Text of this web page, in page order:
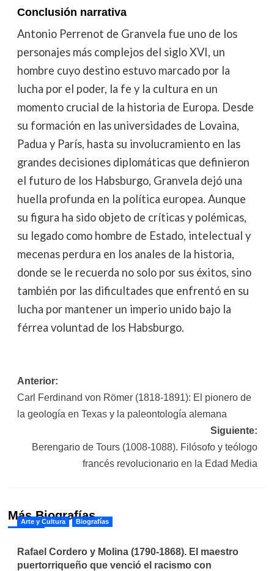
Conclusión narrativa
Antonio Perrenot de Granvela fue uno de los
personajes más complejos del siglo XVI, un
hombre cuyo destino estuvo marcado por la
lucha por el poder, la fe y la cultura en un
momento crucial de la historia de Europa. Desde
su formación en las universidades de Lovaina,
Padua y París, hasta su involucramiento en las
grandes decisiones diplomáticas que definieron
el futuro de los Habsburgo, Granvela dejó una
huella profunda en la política europea. Aunque
su figura ha sido objeto de críticas y polémicas,
su legado como hombre de Estado, intelectual y
mecenas perdura en los anales de la historia,
donde se le recuerda no solo por sus éxitos, sino
también por las dificultades que enfrentó en su
lucha por mantener un imperio unido bajo la
férrea voluntad de los Habsburgo.
Navegación
de
entradas
Anterior:
Carl Ferdinand von Römer (1818-1891): El pionero de
la geología en Texas y la paleontología alemana
Siguiente:
Berengario de Tours (1008-1088). Filósofo y teólogo
francés revolucionario en la Edad Media
Más Biografías
Arte y Cultura Biografías
Rafael Cordero y Molina (1790-1868). El maestro
puertorriqueño que venció el racismo con